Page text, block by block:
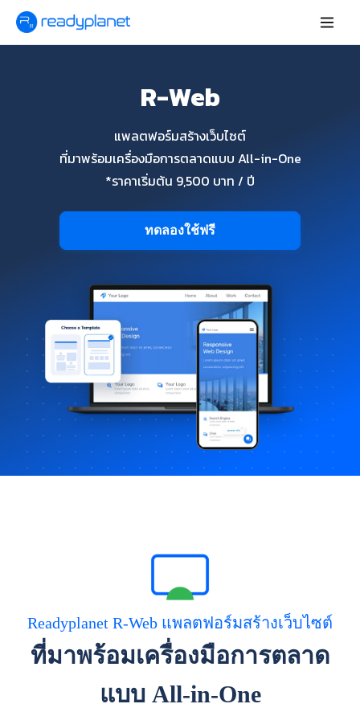
R-Web
แพลตฟอร์มสร้างเว็บไซต์
ที่มาพร้อมเครื่องมือการตลาดแบบ All-in-One
*ราคาเริ่มต้น 9,500 บาท / ปี
ทดลองใช้ฟรี
Readyplanet R-Web แพลตฟอร์มสร้างเว็บไซต์
ที่มาพร้อมเครื่องมือการตลาด
แบบ All-in-One